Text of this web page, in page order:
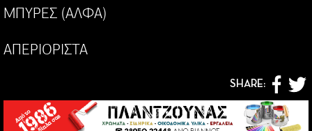
MΠYPEΣ (AΛΦA)
AΠEPIOPIΣTA
SHARE: